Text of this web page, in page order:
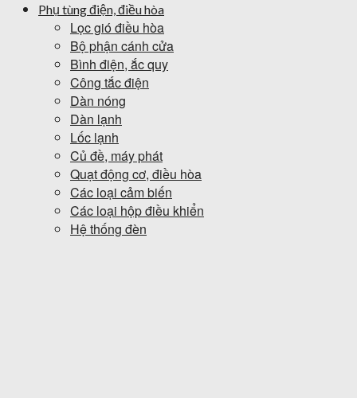
Phụ tùng điện, điều hòa
Lọc gió điều hòa
Bộ phận cánh cửa
Bình điện, ắc quy
Công tắc điện
Dàn nóng
Dàn lạnh
Lốc lạnh
Củ đề, máy phát
Quạt động cơ, điều hòa
Các loại cảm biến
Các loại hộp điều khiển
Hệ thống đèn